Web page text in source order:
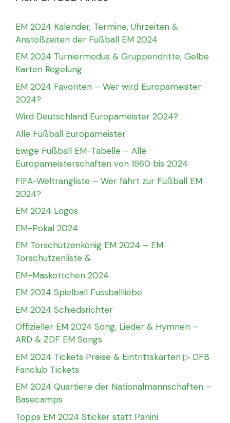
EM 2024 Kalender, Termine, Uhrzeiten &
Anstoßzeiten der Fußball EM 2024
EM 2024 Turniermodus & Gruppendritte, Gelbe
Karten Regelung
EM 2024 Favoriten – Wer wird Europameister
2024?
Wird Deutschland Europameister 2024?
Alle Fußball Europameister
Ewige Fußball EM-Tabelle – Alle
Europameisterschaften von 1960 bis 2024
FIFA-Weltrangliste – Wer fährt zur Fußball EM
2024?
EM 2024 Logos
EM-Pokal 2024
EM Torschützenkönig EM 2024 – EM
Torschützenliste &
EM-Maskottchen 2024
EM 2024 Spielball Fussballliebe
EM 2024 Schiedsrichter
Offizieller EM 2024 Song, Lieder & Hymnen –
ARD & ZDF EM Songs
EM 2024 Tickets Preise & Eintrittskarten ▷ DFB
Fanclub Tickets
EM 2024 Quartiere der Nationalmannschaften –
Basecamps
Topps EM 2024 Sticker statt Panini